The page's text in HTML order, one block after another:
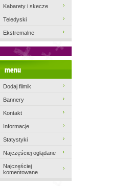
Kabarety i skecze
Teledyski
Ekstremalne
Dodaj filmik
Bannery
Kontakt
Informacje
Statystyki
Najczęściej oglądane
Najczęściej
komentowane